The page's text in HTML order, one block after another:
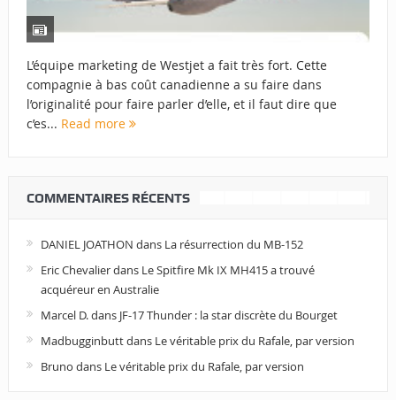
L’équipe marketing de Westjet a fait très fort. Cette
compagnie à bas coût canadienne a su faire dans
l’originalité pour faire parler d’elle, et il faut dire que
c’es... Read more
COMMENTAIRES RÉCENTS
DANIEL JOATHON dans La résurrection du MB-152
Eric Chevalierdans Le Spitfire Mk IX MH415 a trouvé
acquéreur en Australie
Marcel D.dans JF-17 Thunder : la star discrète du Bourget
Madbugginbuttdans Le véritable prix du Rafale, par version
Bruno dans Le véritable prix du Rafale, par version